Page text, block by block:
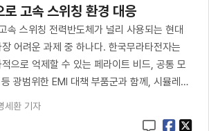
고속 스위칭 환경 대응
속 스위칭 전력반도체가 널리 사용되는 현대
어려운 과제 중 하나다. 한국무라타전자는
으로 억제할 수 있는 페라이트 비드, 공통 모
광범위한 EMI 대책 부품군과 함께, 시뮬레…
세환 기자